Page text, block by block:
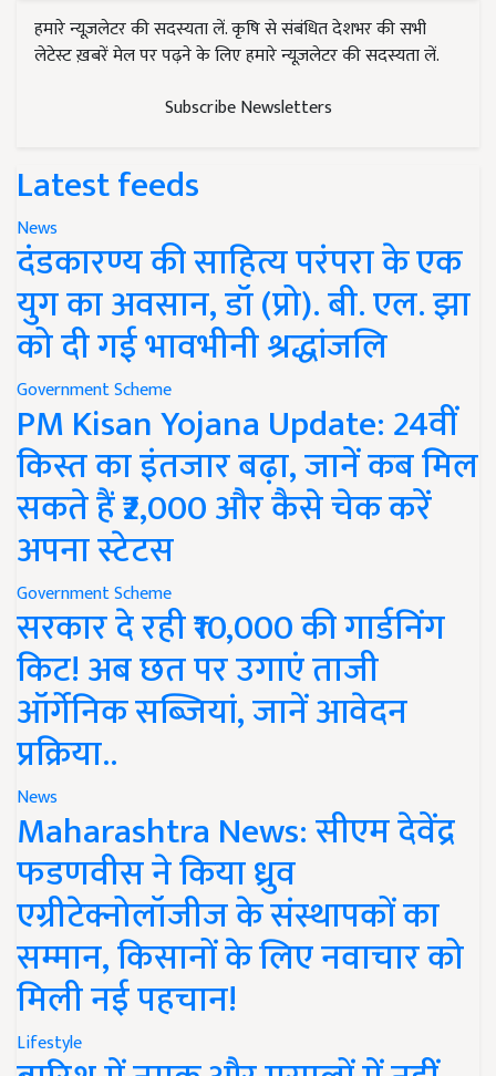
हमारे न्यूज़लेटर की सदस्यता लें. कृषि से संबंधित देशभर की सभी
लेटेस्ट ख़बरें मेल पर पढ़ने के लिए हमारे न्यूज़लेटर की सदस्यता लें.
Subscribe Newsletters
Latest feeds
News
दंडकारण्य की साहित्य परंपरा के एक
युग का अवसान, डॉ (प्रो). बी. एल. झा
को दी गई भावभीनी श्रद्धांजलि
Government Scheme
PM Kisan Yojana Update: 24वीं
किस्त का इंतजार बढ़ा, जानें कब मिल
सकते हैं ₹2,000 और कैसे चेक करें
अपना स्टेटस
Government Scheme
सरकार दे रही ₹10,000 की गार्डनिंग
किट! अब छत पर उगाएं ताजी
ऑर्गेनिक सब्जियां, जानें आवेदन
प्रक्रिया..
News
Maharashtra News: सीएम देवेंद्र
फडणवीस ने किया ध्रुव
एग्रीटेक्नोलॉजीज के संस्थापकों का
सम्मान, किसानों के लिए नवाचार को
मिली नई पहचान!
Lifestyle